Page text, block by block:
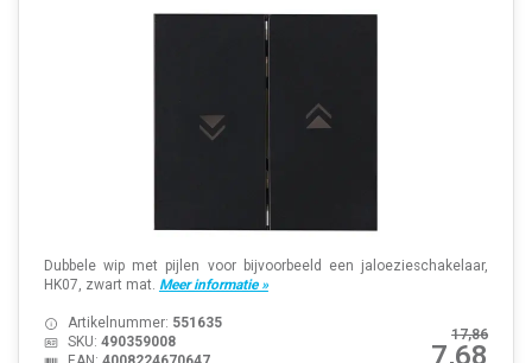
Dubbele wip met pijlen voor bijvoorbeeld een jaloezieschakelaar,
HK07, zwart mat. Meer informatie »
17,86
7,68
Artikelnummer: 551635
SKU: 490359008